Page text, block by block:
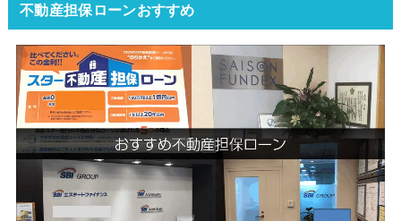
不動産担保ローンおすすめ